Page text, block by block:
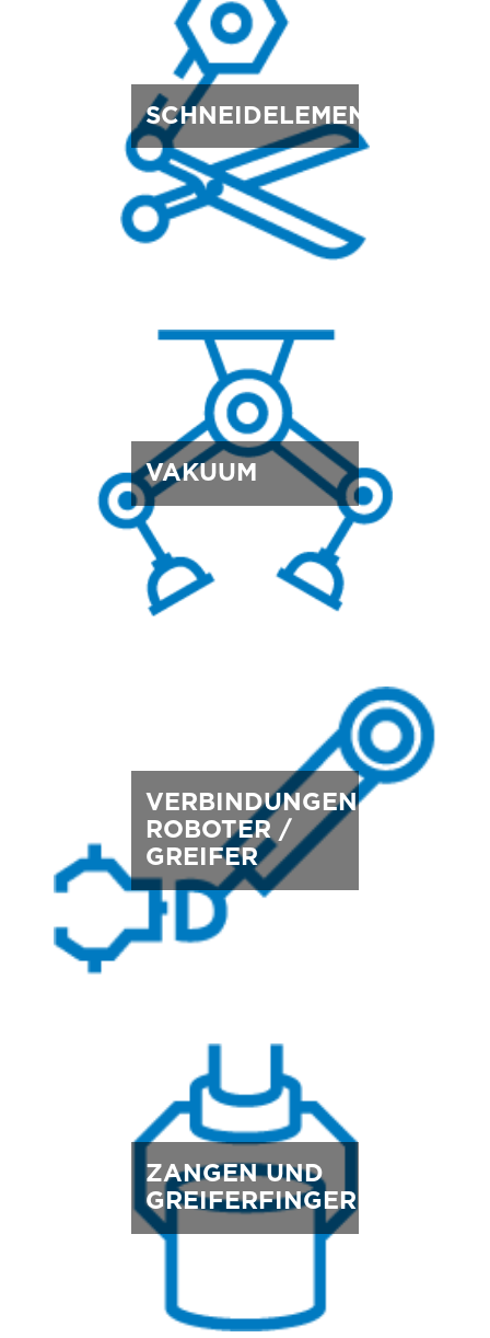
SCHNEIDELEMENTE
VAKUUM
VERBINDUNGEN
ROBOTER /
GREIFER
ZANGEN UND
GREIFERFINGER